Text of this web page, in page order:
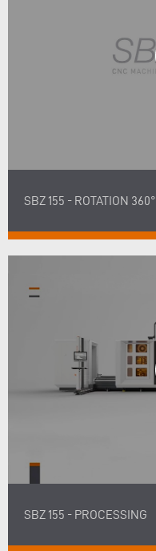
SBZ 155 - ROTATION 360°
SBZ 155 - PROCESSING